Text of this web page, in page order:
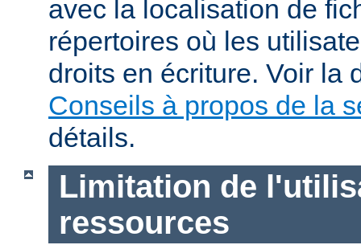
avec la localisation de
répertoires où les
droits en écriture. Voir la
Conseils à propos de la
détails.
Limitation de
ressources